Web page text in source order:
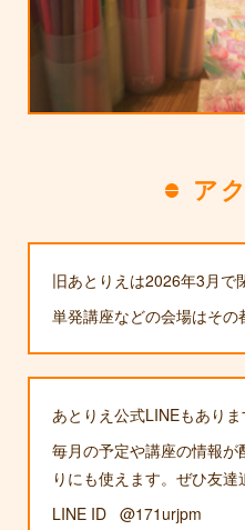
ア
旧あとりえは2026年3月で
単発講座などの会場はその
あとりえ公式LINEもありま
毎月の予定や講座の情報
りにも使えます。ぜひ友達
LINE ID @171urjpm